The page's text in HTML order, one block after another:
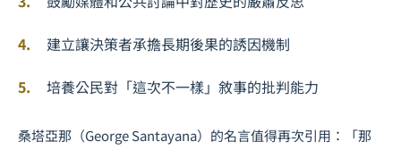
建立讓決策者承擔長期後果的誘因機制
培養公民對「這次不一樣」敘事的批判能力
桑塔亞那（George Santayana）的名言值得再次引用：「那